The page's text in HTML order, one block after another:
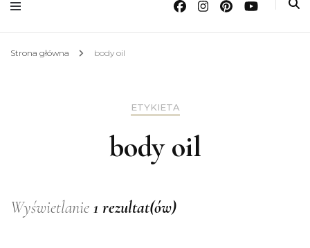
Strona główna body oil
ETYKIETA
body oil
Wyświetlanie 1 rezultat(ów)